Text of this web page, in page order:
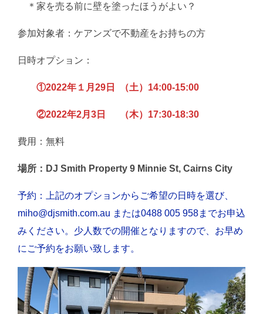
＊家を売る前に壁を塗ったほうがよい？
参加対象者：ケアンズで不動産をお持ちの方
日時オプション：
①2022年１月29日 （土）14:00-15:00
②2022年2月3日 （木）17:30-18:30
費用：無料
場所：DJ Smith Property 9 Minnie St, Cairns City
予約：上記のオプションからご希望の日時を選び、
miho@djsmith.com.au または0488 005 958までお申込
みください。少人数での開催となりますので、お早め
にご予約をお願い致します。